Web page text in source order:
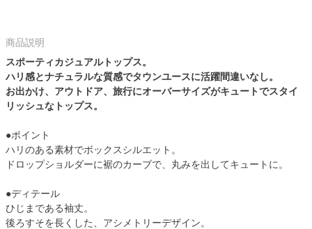
商品説明
スポーティカジュアルトップス。
ハリ感とナチュラルな質感でタウンユースに活躍間違いなし。
お出かけ、アウトドア、旅行にオーバーサイズがキュートでスタイ
リッシュなトップス。
●ポイント
ハリのある素材でボックスシルエット。
ドロップショルダーに裾のカーブで、丸みを出してキュートに。
●ディテール
ひじまである袖丈。
後ろすそを長くした、アシメトリーデザイン。